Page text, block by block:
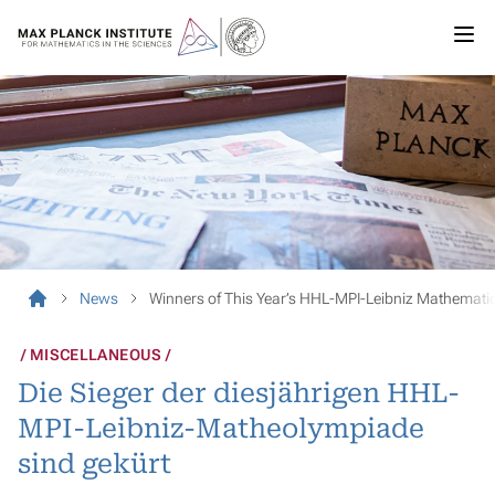
News Winners of This Year’s HHL-MPI-Leibniz
MISCELLANEOUS
Die Sieger der diesjährigen HHL-
MPI-Leibniz-Matheolympiade
sind gekürt